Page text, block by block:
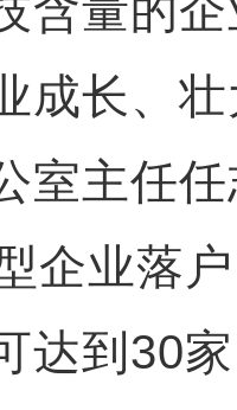
含量的
成长、
室主任
企业落
达到30